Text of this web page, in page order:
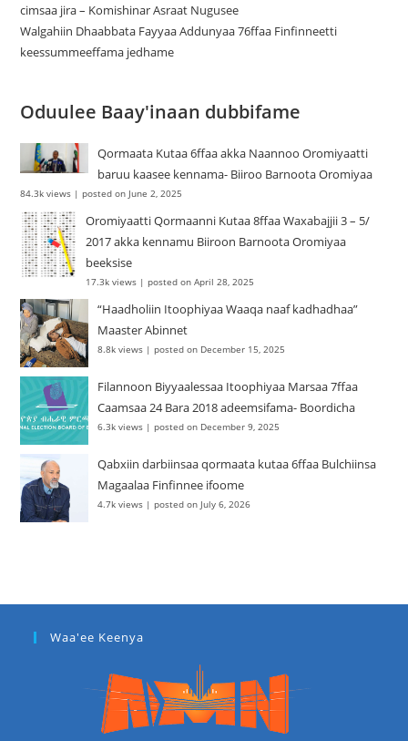
cimsaa jira – Komishinar Asraat Nugusee
Walgahiin Dhaabbata Fayyaa Addunyaa 76ffaa Finfinneetti
keessummeeffama jedhame
Oduulee Baay'inaan dubbifame
Qormaata Kutaa 6ffaa akka Naannoo Oromiyaatti
baruu kaasee kennama- Biiroo Barnoota Oromiyaa
84.3k views |posted on June 2, 2025
Oromiyaatti Qormaanni Kutaa 8ffaa Waxabajjii 3 – 5/
2017 akka kennamu Biiroon Barnoota Oromiyaa
beeksise
17.3k views |posted on April 28, 2025
“Haadholiin Itoophiyaa Waaqa naaf kadhadhaa”
Maaster Abinnet
8.8k views |posted on December 15, 2025
Filannoon Biyyaalessaa Itoophiyaa Marsaa 7ffaa
Caamsaa 24 Bara 2018 adeemsifama- Boordicha
6.3k views |posted on December 9, 2025
Qabxiin darbiinsaa qormaata kutaa 6ffaa Bulchiinsa
Magaalaa Finfinnee ifoome
4.7k views |posted on July 6, 2026
Waa'ee Keenya